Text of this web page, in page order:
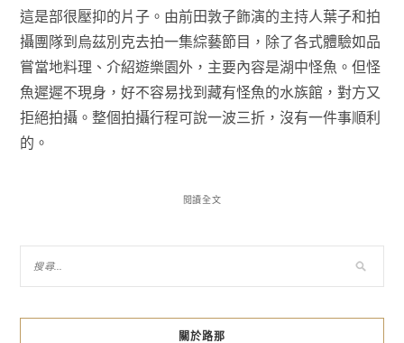
這是部很壓抑的片子。由前田敦子飾演的主持人葉子和拍
攝團隊到烏茲別克去拍一集綜藝節目，除了各式體驗如品
嘗當地料理、介紹遊樂園外，主要內容是湖中怪魚。但怪
魚遲遲不現身，好不容易找到藏有怪魚的水族館，對方又
拒絕拍攝。整個拍攝行程可說一波三折，沒有一件事順利
的。
閱讀全文
關於路那